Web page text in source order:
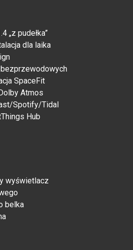
„z pudełka”
dla laika
SpaceFit
Atmos
Spotify/Tidal
Hub
wyświetlacz
belka